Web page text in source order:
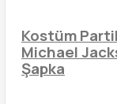
Kostüm
Michael
Şapka